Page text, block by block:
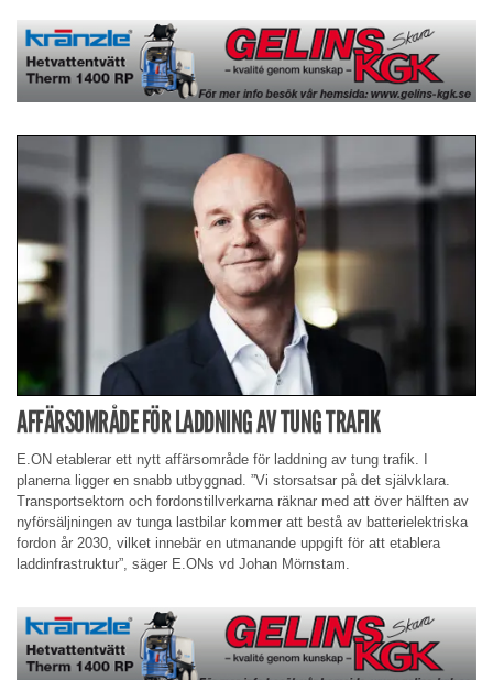
AFFÄRSOMRÅDE FÖR LADDNING AV TUNG TRAFIK
E.ON etablerar ett nytt affärsområde för laddning av tung trafik. I
planerna ligger en snabb utbyggnad. ”Vi storsatsar på det självklara.
Transportsektorn och fordonstillverkarna räknar med att över hälften av
nyförsäljningen av tunga lastbilar kommer att bestå av batterielektriska
fordon år 2030, vilket innebär en utmanande uppgift för att etablera
laddinfrastruktur”, säger E.ONs vd Johan Mörnstam.